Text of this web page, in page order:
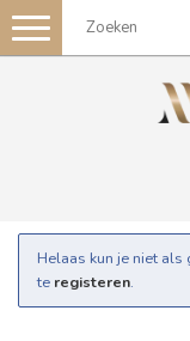
Toggle
navigation
Helaas kun je niet als
te registeren.